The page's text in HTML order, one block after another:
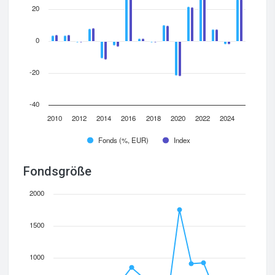
Fonds (%, EUR) Index
2010 2012 2014 2016 2018 2020 2022 2024
-40
-20
0
20
Fondsgröße
1000
1500
2000